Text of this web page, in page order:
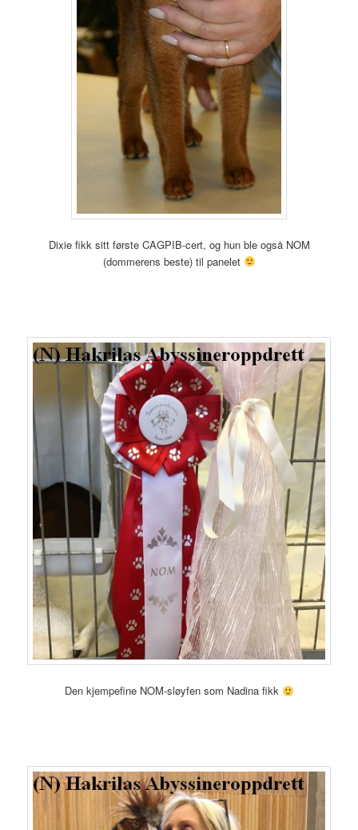
Dixie fikk sitt første CAGPIB-cert, og hun ble også NOM
(dommerens beste) til panelet
Den kjempefine NOM-sløyfen som Nadina fikk